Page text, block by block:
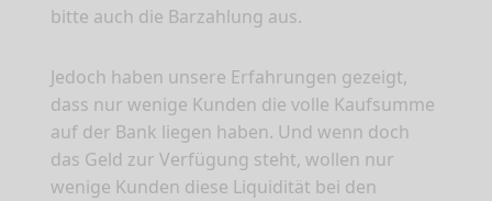
bitte auch die Barzahlung aus.
Jedoch haben unsere Erfahrungen gezeigt,
dass nur wenige Kunden die volle Kaufsumme
auf der Bank liegen haben. Und wenn doch
das Geld zur Verfügung steht, wollen nur
wenige Kunden diese Liquidität bei den